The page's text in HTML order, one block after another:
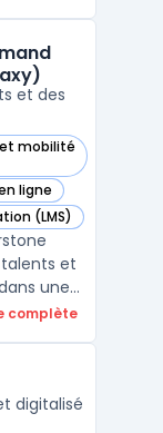
d’un
s ...
et des
mobilité
Galaxy)
ligne
Galaxy)
(LMS)Galaxy)
et
une
pour les
complète
digitalisé